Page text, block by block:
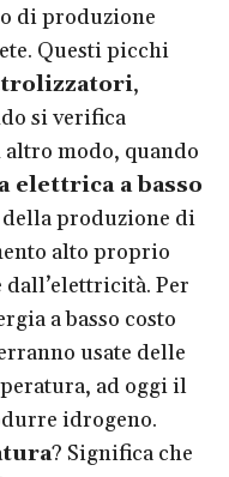
di produzione
Questi picchi
,
si verifica
modo, quando
elettrica a basso
della produzione di
alto proprio
Per
a basso costo
usate delle
ad oggi il
idrogeno.
? Significa che